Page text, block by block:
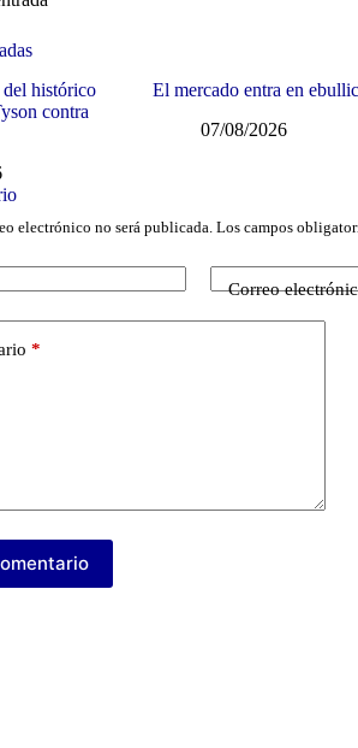
del histórico
contra
El mercado entra en
07/08/2026
electrónico no será publicada. Los campos
Correo
*